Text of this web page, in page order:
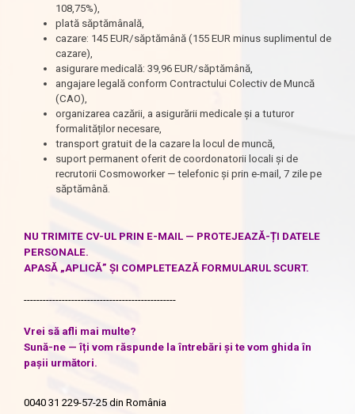
108,75%),
plată săptămânală,
cazare: 145 EUR/săptămână (155 EUR minus suplimentul de
cazare),
asigurare medicală: 39,96 EUR/săptămână,
angajare legală conform Contractului Colectiv de Muncă
(CAO),
organizarea cazării, a asigurării medicale și a tuturor
formalităților necesare,
transport gratuit de la cazare la locul de muncă,
suport permanent oferit de coordonatorii locali și de
recrutorii Cosmoworker — telefonic și prin e-mail, 7 zile pe
săptămână.
NU TRIMITE CV-UL PRIN E-MAIL — PROTEJEAZĂ-ȚI DATELE
PERSONALE.
APASĂ „APLICĂ” ȘI COMPLETEAZĂ FORMULARUL SCURT.
------------------------------------------------
Vrei să afli mai multe?
Sună-ne — îți vom răspunde la întrebări și te vom ghida în
pașii următori.
0040 31 229-57-25 din România